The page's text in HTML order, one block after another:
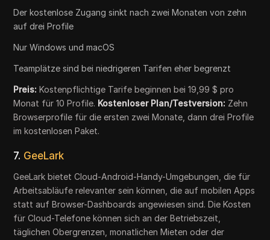
Der kostenlose Zugang sinkt nach zwei Monaten von zehn
auf drei Profile
Nur Windows und macOS
Teamplätze sind bei niedrigeren Tarifen eher begrenzt
Preis: Kostenpflichtige Tarife beginnen bei 19,99 $ pro
Monat für 10 Profile. Kostenloser Plan/Testversion: Zehn
Browserprofile für die ersten zwei Monate, dann drei Profile
im kostenlosen Paket.
7. GeeLark
GeeLark bietet Cloud-Android-Handy-Umgebungen, die für
Arbeitsabläufe relevanter sein können, die auf mobilen Apps
statt auf Browser-Dashboards angewiesen sind. Die Kosten
für Cloud-Telefone können sich an der Betriebszeit,
täglichen Obergrenzen, monatlichen Mieten oder der